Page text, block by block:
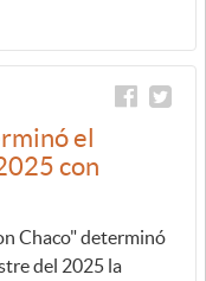
el
con
Chaco" determinó
del 2025 la